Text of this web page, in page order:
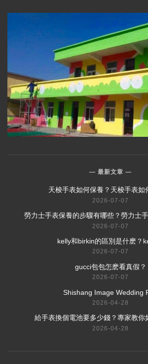
最新文章
天梭手表如何保養？天梭手表如
2026-07-07
勞力士手表保養的步驟有哪些？勞力士
2026-07-07
​kelly和birkin的區別是什麽？
2026-07-07
​gucci包包怎麽看真假？
2026-07-07
Shishang Image Wedding
2026-04-28
給手表換個電池要多少錢？專家教你
2026-04-28